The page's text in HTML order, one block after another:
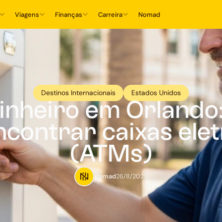
Viagens Finanças Carreira Nomad
Destinos Internacionais Estados Unidos
em
caixas
(ATMs)
Nomad26/8/2025